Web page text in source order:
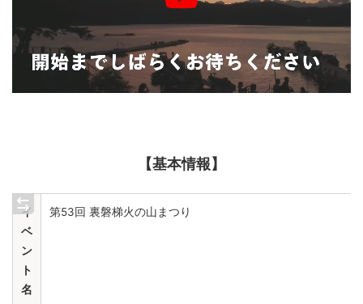
【基本情報】
イ
ベ
ン
ト
名
第53回 裏磐梯火の山まつり